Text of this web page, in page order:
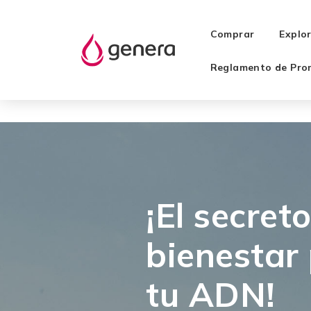
Comprar
Reglamento de
¡El
bienestar
tu ADN!